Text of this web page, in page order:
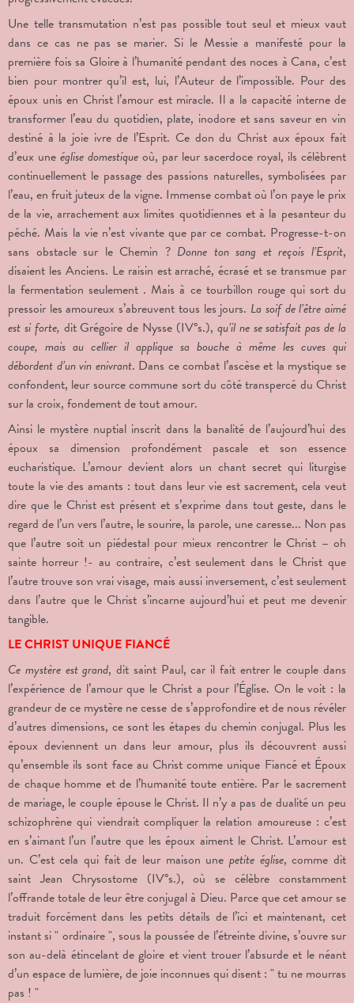
Une telle transmutation n’est pas possible tout seul et mieux vaut
dans ce cas ne pas se marier. Si le Messie a manifesté pour la
première fois sa Gloire à l’humanité pendant des noces à Cana, c’est
bien pour montrer qu’il est, lui, l’Auteur de l’impossible. Pour des
époux unis en Christ l’amour est miracle. Il a la capacité interne de
transformer l’eau du quotidien, plate, inodore et sans saveur en vin
destiné à la joie ivre de l’Esprit. Ce don du Christ aux époux fait
d’eux une église domestique où, par leur sacerdoce royal, ils célèbrent
continuellement le passage des passions naturelles, symbolisées par
l’eau, en fruit juteux de la vigne. Immense combat où l’on paye le prix
de la vie, arrachement aux limites quotidiennes et à la pesanteur du
péché. Mais la vie n’est vivante que par ce combat. Progresse-t-on
sans obstacle sur le Chemin ? Donne ton sang et reçois l’Esprit,
disaient les Anciens. Le raisin est arraché, écrasé et se transmue par
la fermentation seulement . Mais à ce tourbillon rouge qui sort du
pressoir les amoureux s’abreuvent tous les jours. La soif de l’être aimé
est si forte, dit Grégoire de Nysse (IV°s.), qu’il ne se satisfait pas de la
coupe, mais au cellier il applique sa bouche à même les cuves qui
débordent d’un vin enivrant. Dans ce combat l’ascèse et la mystique se
confondent, leur source commune sort du côté transpercé du Christ
sur la croix, fondement de tout amour.
Ainsi le mystère nuptial inscrit dans la banalité de l’aujourd’hui des
époux sa dimension profondément pascale et son essence
eucharistique. L’amour devient alors un chant secret qui liturgise
toute la vie des amants : tout dans leur vie est sacrement, cela veut
dire que le Christ est présent et s’exprime dans tout geste, dans le
regard de l’un vers l’autre, le sourire, la parole, une caresse... Non pas
que l’autre soit un piédestal pour mieux rencontrer le Christ – oh
sainte horreur !- au contraire, c’est seulement dans le Christ que
l’autre trouve son vrai visage, mais aussi inversement, c’est seulement
dans l’autre que le Christ s’incarne aujourd’hui et peut me devenir
tangible.
LE CHRIST UNIQUE FIANCÉ
Ce mystère est grand, dit saint Paul, car il fait entrer le couple dans
l’expérience de l’amour que le Christ a pour l’Église. On le voit : la
grandeur de ce mystère ne cesse de s’approfondire et de nous révéler
d’autres dimensions, ce sont les étapes du chemin conjugal. Plus les
époux deviennent un dans leur amour, plus ils découvrent aussi
qu’ensemble ils sont face au Christ comme unique Fiancé et Époux
de chaque homme et de l’humanité toute entière. Par le sacrement
de mariage, le couple épouse le Christ. Il n’y a pas de dualité un peu
schizophrène qui viendrait compliquer la relation amoureuse : c’est
en s’aimant l’un l’autre que les époux aiment le Christ. L’amour est
un. C’est cela qui fait de leur maison une petite église, comme dit
saint Jean Chrysostome (IV°s.), où se célèbre constamment
l’offrande totale de leur être conjugal à Dieu. Parce que cet amour se
traduit forcément dans les petits détails de l’ici et maintenant, cet
instant si " ordinaire ", sous la poussée de l’étreinte divine, s’ouvre sur
son au-delà étincelant de gloire et vient trouer l’absurde et le néant
d’un espace de lumière, de joie inconnues qui disent : " tu ne mourras
pas ! "